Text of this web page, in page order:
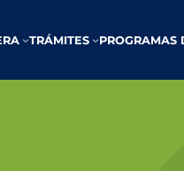
TRÁMITES PROGRAMAS